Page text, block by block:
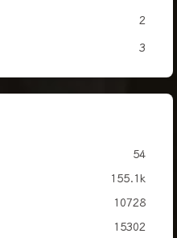
2
3
54
155.1k
10728
15302